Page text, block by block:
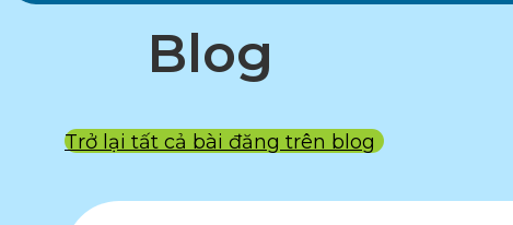
Blog
Trở lại tất cả bài đăng trên blog